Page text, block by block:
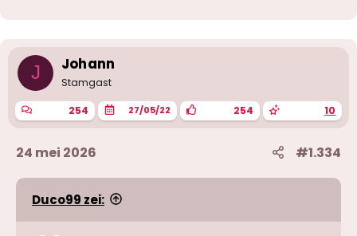
J Johann
Stamgast
254 27/05/22 254 10
24 mei 2026 #1.334
Duco99 zei: